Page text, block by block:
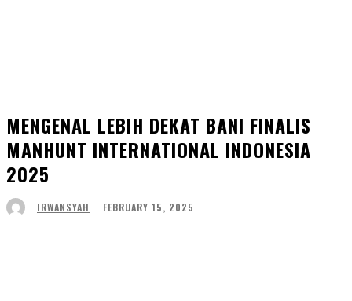
MENGENAL LEBIH DEKAT BANI FINALIS
MANHUNT INTERNATIONAL INDONESIA
2025
IRWANSYAH FEBRUARY 15, 2025